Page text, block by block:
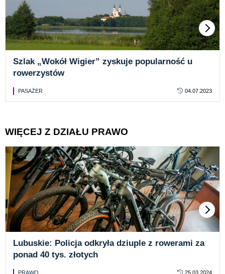
Szlak „Wokół Wigier” zyskuje popularność u
rowerzystów
PASAŻER 04.07.2023
WIĘCEJ Z DZIAŁU PRAWO
Lubuskie: Policja odkryła dziuple z rowerami za
ponad 40 tys. złotych
PRAWO 25.03.2024